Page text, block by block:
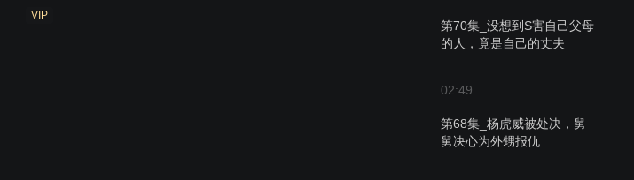
第70集_没想到S害自己父母
的人，竟是自己的丈夫
02:49
第68集_杨虎威被处决，舅
舅决心为外甥报仇
VIP